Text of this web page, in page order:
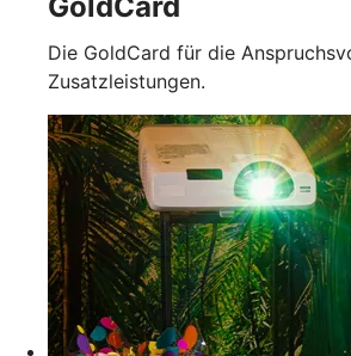
Die GoldCard für die
Zusatzleistungen.